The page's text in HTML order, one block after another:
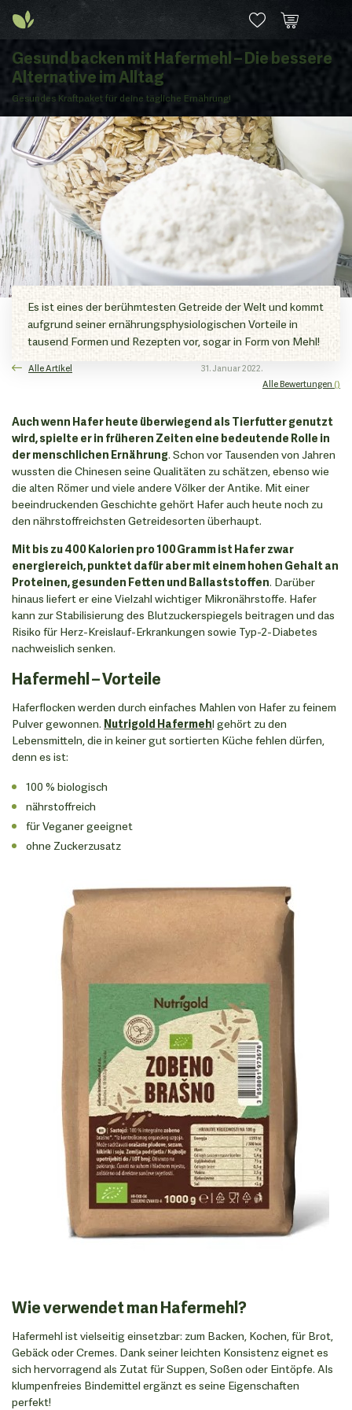
Gesund backen mit Hafermehl – Die bessere
Alternative im Alltag
Gesundes Kraftpaket für deine tägliche Ernährung!
Es ist eines der berühmtesten Getreide der Welt und kommt
aufgrund seiner ernährungsphysiologischen Vorteile in
tausend Formen und Rezepten vor, sogar in Form von Mehl!
Alle Artikel
31. Januar 2022.
Alle Bewertungen ()
Auch wenn Hafer heute überwiegend als Tierfutter genutzt
wird, spielte er in früheren Zeiten eine bedeutende Rolle in
der menschlichen Ernährung. Schon vor Tausenden von Jahren
wussten die Chinesen seine Qualitäten zu schätzen, ebenso wie
die alten Römer und viele andere Völker der Antike. Mit einer
beeindruckenden Geschichte gehört Hafer auch heute noch zu
den nährstoffreichsten Getreidesorten überhaupt.
Mit bis zu 400 Kalorien pro 100 Gramm ist Hafer zwar
energiereich, punktet dafür aber mit einem hohen Gehalt an
Proteinen, gesunden Fetten und Ballaststoffen. Darüber
hinaus liefert er eine Vielzahl wichtiger Mikronährstoffe. Hafer
kann zur Stabilisierung des Blutzuckerspiegels beitragen und das
Risiko für Herz-Kreislauf-Erkrankungen sowie Typ-2-Diabetes
nachweislich senken.
Hafermehl – Vorteile
Haferflocken werden durch einfaches Mahlen von Hafer zu feinem
Pulver gewonnen. Nutrigold Hafermehl gehört zu den
Lebensmitteln, die in keiner gut sortierten Küche fehlen dürfen,
denn es ist:
100 % biologisch
nährstoffreich
für Veganer geeignet
ohne Zuckerzusatz
Wie verwendet man Hafermehl?
Hafermehl ist vielseitig einsetzbar: zum Backen, Kochen, für Brot,
Gebäck oder Cremes. Dank seiner leichten Konsistenz eignet es
sich hervorragend als Zutat für Suppen, Soßen oder Eintöpfe. Als
klumpenfreies Bindemittel ergänzt es seine Eigenschaften
perfekt!